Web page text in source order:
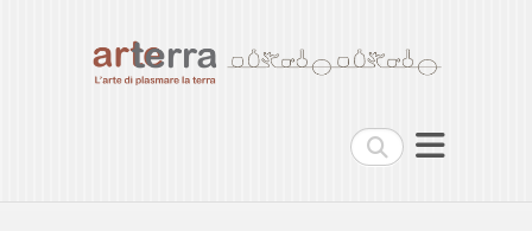
Cerca
Arterra